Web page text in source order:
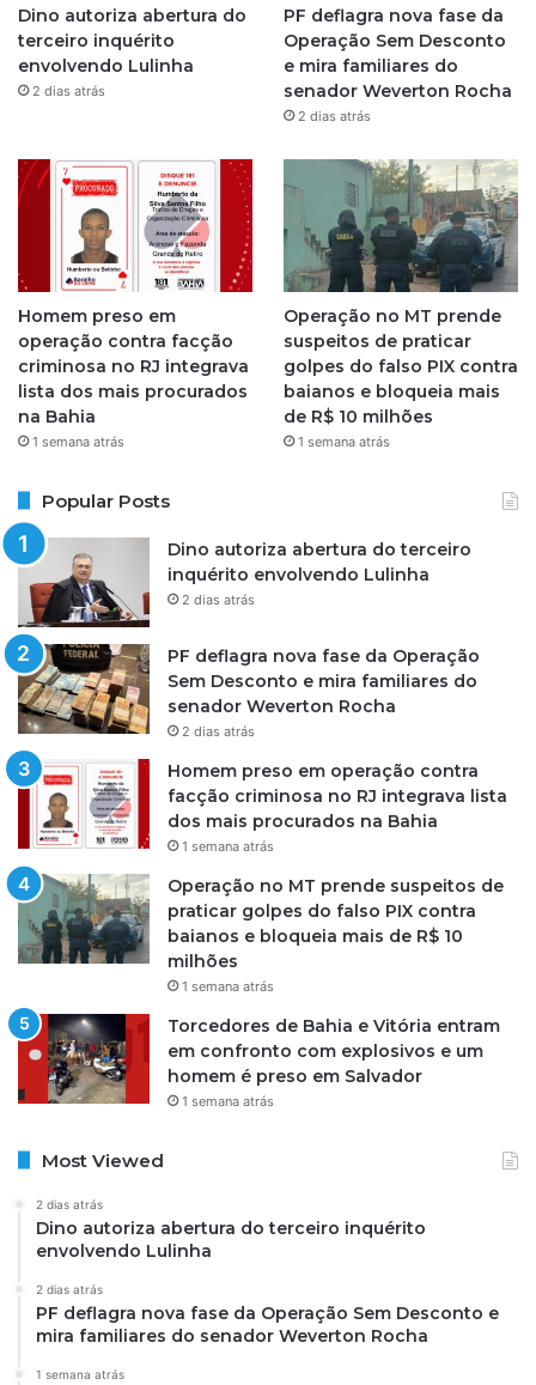
r
a
m
Dino autoriza abertura do
terceiro inquérito
envolvendo Lulinha
2 dias atrás
PF deflagra nova fase da
Operação Sem Desconto
e mira familiares do
senador Weverton Rocha
2 dias atrás
Homem preso em
operação contra facção
criminosa no RJ integrava
lista dos mais procurados
na Bahia
1 semana atrás
Operação no MT prende
suspeitos de praticar
golpes do falso PIX contra
baianos e bloqueia mais
de R$ 10 milhões
1 semana atrás
Popular Posts
Dino autoriza abertura do terceiro
inquérito envolvendo Lulinha
2 dias atrás
PF deflagra nova fase da Operação
Sem Desconto e mira familiares do
senador Weverton Rocha
2 dias atrás
Homem preso em operação contra
facção criminosa no RJ integrava lista
dos mais procurados na Bahia
1 semana atrás
Operação no MT prende suspeitos de
praticar golpes do falso PIX contra
baianos e bloqueia mais de R$ 10
milhões
1 semana atrás
Torcedores de Bahia e Vitória entram
em confronto com explosivos e um
homem é preso em Salvador
1 semana atrás
Most Viewed
2 dias atrás
Dino autoriza abertura do terceiro inquérito
envolvendo Lulinha
2 dias atrás
PF deflagra nova fase da Operação Sem Desconto e
mira familiares do senador Weverton Rocha
1 semana atrás